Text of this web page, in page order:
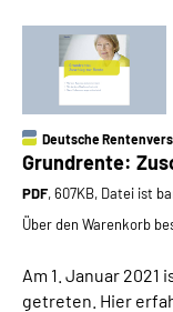
Deutsche
Grundrente:
PDF, 607KB, Datei ist
Über den Warenkorb
Am 1. Januar 2021
getreten. Hier